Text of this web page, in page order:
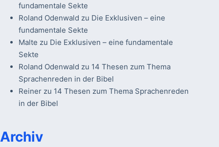
fundamentale Sekte
Roland Odenwald zu Die Exklusiven – eine
fundamentale Sekte
Malte zu Die Exklusiven – eine fundamentale
Sekte
Roland Odenwald zu 14 Thesen zum Thema
Sprachenreden in der Bibel
Reinerzu 14 Thesen zum Thema Sprachenreden
in der Bibel
Archiv